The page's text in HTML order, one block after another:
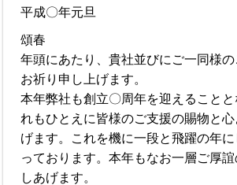
平成〇年元旦
頌春
年頭にあたり、貴社並びにご一同様
お祈り申し上げます。
本年弊社も創立〇周年を迎えることと
れもひとえに皆様のご支援の賜物と
げます。これを機に一段と飛躍の年
っております。本年もなお一層ご厚
しあげます。